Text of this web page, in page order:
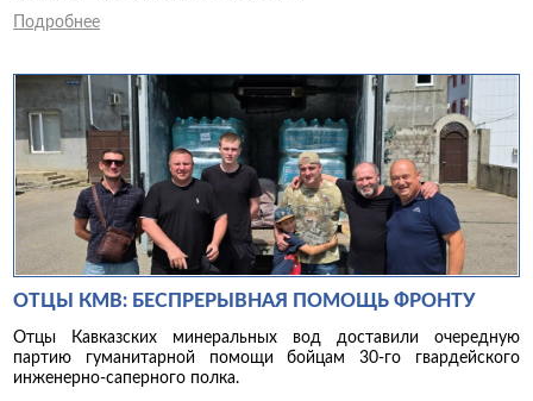
Подробнее
ОТЦЫ КМВ: БЕСПРЕРЫВНАЯ ПОМОЩЬ ФРОНТУ
Отцы Кавказских минеральных вод доставили очередную
партию гуманитарной помощи бойцам 30-го гвардейского
инженерно-саперного полка.